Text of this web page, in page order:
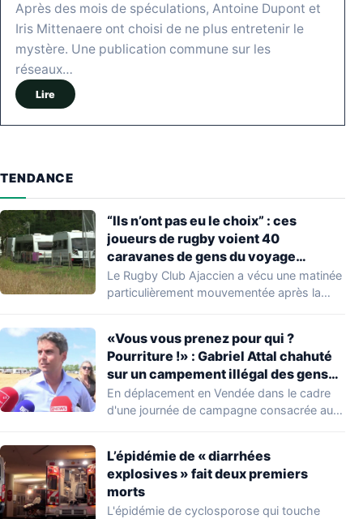
Après des mois de spéculations, Antoine Dupont et
Iris Mittenaere ont choisi de ne plus entretenir le
mystère. Une publication commune sur les
réseaux…
Lire
TENDANCE
“Ils n’ont pas eu le choix” : ces
joueurs de rugby voient 40
caravanes de gens du voyage
s’installer dans leur stade, ils les
délogent en moins d’1 heure
Le Rugby Club Ajaccien a vécu une matinée
particulièrement mouvementée après la
«Vous vous prenez pour qui ?
Pourriture !» : Gabriel Attal chahuté
sur un campement illégal des gens
du voyage
En déplacement en Vendée dans le cadre
d'une journée de campagne consacrée aux
L’épidémie de « diarrhées
explosives » fait deux premiers
morts
L'épidémie de cyclosporose qui touche